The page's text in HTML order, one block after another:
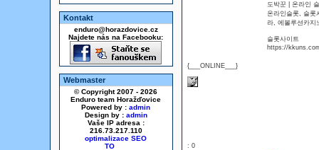
Kontakt
enduro@horazdovice.cz
Najdete nás na Facebooku:
Webmaster
© Copyright 2007 - 2026
Enduro team Horažďovice
Powered by : admin
Design by : admin
Vaše IP adresa :
216.73.217.110
optimalizace SEO
{___ONLINE___}
도박꾼 | 온라인
온라인슬롯, 슬롯
라, 에볼루션카
슬롯사이트
https://
: 0